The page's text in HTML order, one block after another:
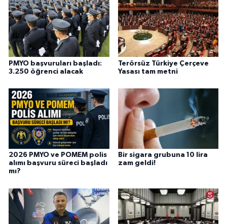
PMYO başvuruları başladı:
3.250 öğrenci alacak
Terörsüz Türkiye Çerçeve
Yasası tam metni
2026 PMYO ve POMEM polis
alımı başvuru süreci başladı
mı?
Bir sigara grubuna 10 lira
zam geldi!